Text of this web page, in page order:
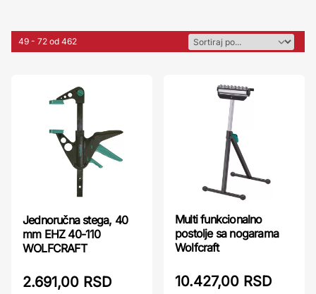
49 - 72 od 462
Jednoručna stega, 40
mm EHZ 40-110
WOLFCRAFT
2.691,00 RSD
Multi funkcionalno
postolje sa nogarama
Wolfcraft
10.427,00 RSD